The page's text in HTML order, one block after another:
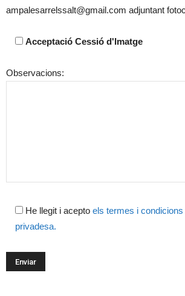
ampalesarrelssalt@gmail.com adjuntant
Acceptació Cessió d'Imatge
Observacions:
He llegit i acepto els termes i
privadesa.